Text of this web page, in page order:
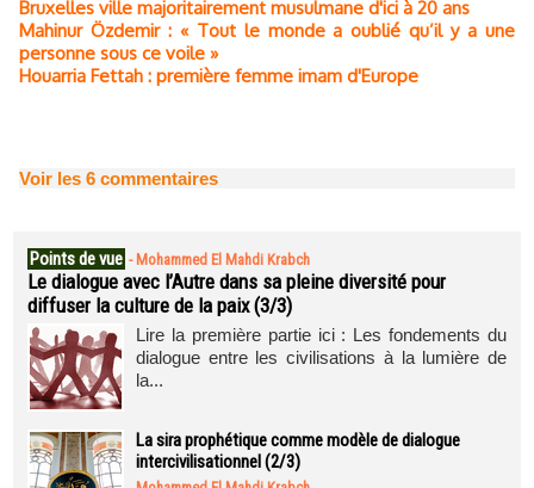
Bruxelles ville majoritairement musulmane d'ici à 20 ans
Mahinur Özdemir : « Tout le monde a oublié qu’il y a une
personne sous ce voile »
Houarria Fettah : première femme imam d'Europe
Voir les 6 commentaires
Points de vue - Mohammed El Mahdi Krabch
Le dialogue avec l’Autre dans sa pleine diversité pour
diffuser la culture de la paix (3/3)
Lire la première partie ici : Les fondements du
dialogue entre les civilisations à la lumière de
la...
La sira prophétique comme modèle de dialogue
intercivilisationnel (2/3)